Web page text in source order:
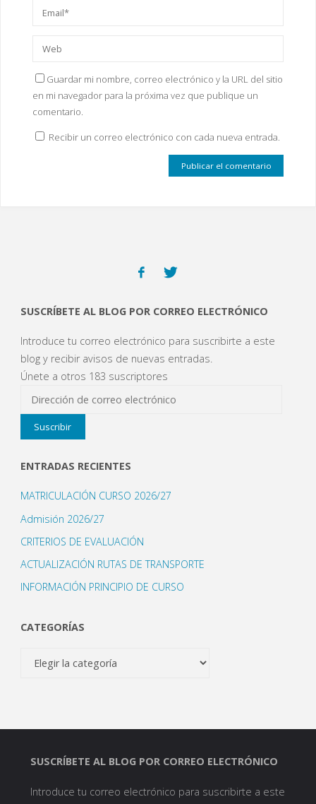
Guardar mi nombre, correo electrónico y la URL del sitio
en mi navegador para la próxima vez que publique un
comentario.
Recibir un correo electrónico con cada nueva entrada.
SUSCRÍBETE AL BLOG POR CORREO ELECTRÓNICO
Introduce tu correo electrónico para suscribirte a este
blog y recibir avisos de nuevas entradas.
Únete a otros 183 suscriptores
Dirección
de
correo
Suscribir
ENTRADAS RECIENTES
MATRICULACIÓN CURSO 2026/27
Admisión 2026/27
CRITERIOS DE EVALUACIÓN
ACTUALIZACIÓN RUTAS DE TRANSPORTE
INFORMACIÓN PRINCIPIO DE CURSO
CATEGORÍAS
Categorías
SUSCRÍBETE AL BLOG POR CORREO ELECTRÓNICO
Introduce tu correo electrónico para suscribirte a este